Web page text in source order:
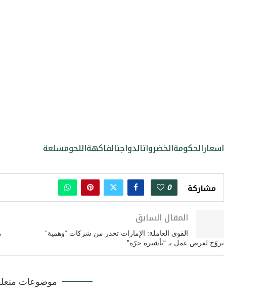
اسعارالحكومةالخضرواتالدواجنالفاكهةاللحومسلعة
مشاركة 0
المقال السابق
القوى العاملة: الإمارات تحذر من شركات “وهمية”
تروّج لفرص عمل بـ “تأشيرة حرّة”
موضوعات